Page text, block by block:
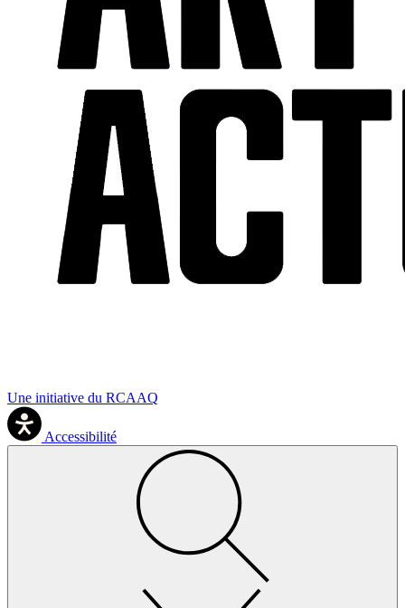
Une initiative du RCAAQ
Accessibilité